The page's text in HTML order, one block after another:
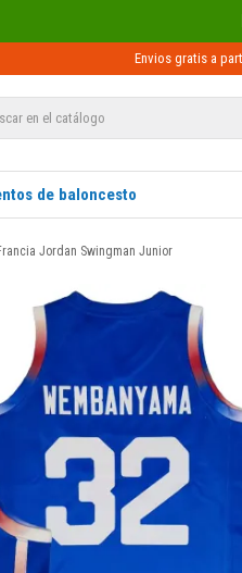
Recíbelo
Envios gratis a
de baloncesto
Jordan Swingman Junior